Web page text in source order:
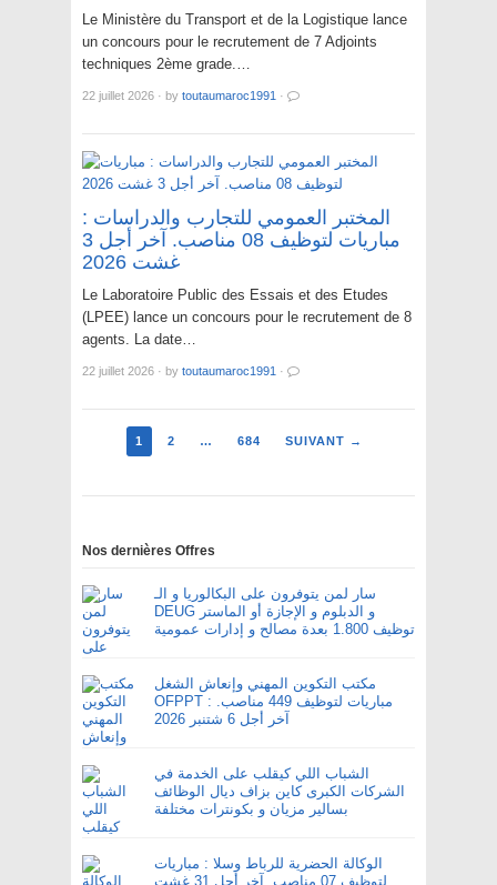
Le Ministère du Transport et de la Logistique lance
un concours pour le recrutement de 7 Adjoints
techniques 2ème grade.…
22 juillet 2026 · by toutaumaroc1991 ·
المختبر العمومي للتجارب والدراسات :
مباريات لتوظيف 08 مناصب. آخر أجل 3
غشت 2026
Le Laboratoire Public des Essais et des Etudes
(LPEE) lance un concours pour le recrutement de 8
agents. La date…
22 juillet 2026 · by toutaumaroc1991 ·
1 2 … 684 SUIVANT →
Nos dernières Offres
سار لمن يتوفرون على البكالوريا و الـ
DEUG و الدبلوم و الإجازة أو الماستر
توظيف 1.800 بعدة مصالح و إدارات عمومية
مكتب التكوين المهني وإنعاش الشغل
OFPPT : مباريات لتوظيف 449 مناصب.
آخر أجل 6 شتنبر 2026
الشباب اللي كيقلب على الخدمة في
الشركات الكبرى كاين بزاف ديال الوظائف
بسالير مزيان و بكونترات مختلفة
الوكالة الحضرية للرباط وسلا : مباريات
لتوظيف 07 مناصب. آخر أجل 31 غشت